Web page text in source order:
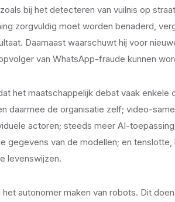
bij het detecteren van vuilnis op
zorgvuldig moet worden benaderd,
Daarnaast waarschuwt hij voor
van WhatsApp-fraude kunnen
het maatschappelijk debat vaak enkele
daarmee de organisatie zelf; video-
actoren; steeds meer AI-
gegevens van de modellen; en
levenswijzen.
autonomer maken van robots. Dit